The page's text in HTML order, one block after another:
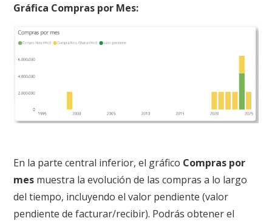
Gráfica Compras por Mes:
En la parte central inferior, el gráfico Compras por
mes muestra la evolución de las compras a lo largo
del tiempo, incluyendo el valor pendiente (valor
pendiente de facturar/recibir). Podrás obtener el